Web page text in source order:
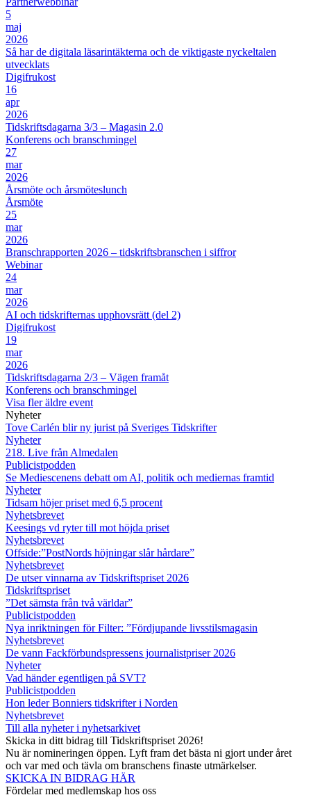
5
maj
2026
Så har de digitala läsarintäkterna och de viktigaste nyckeltalen
utvecklats
Digifrukost
16
apr
2026
Tidskriftsdagarna 3/3 – Magasin 2.0
Konferens och branschmingel
27
mar
2026
Årsmöte och årsmöteslunch
Årsmöte
25
mar
2026
Branschrapporten 2026 – tidskriftsbranschen i siffror
Webinar
24
mar
2026
AI och tidskrifternas upphovsrätt (del 2)
Digifrukost
19
mar
2026
Tidskriftsdagarna 2/3 – Vägen framåt
Konferens och branschmingel
Visa fler äldre event
Nyheter
Tove Carlén blir ny jurist på Sveriges Tidskrifter
Nyheter
218. Live från Almedalen
Publicistpodden
Se Mediescenens debatt om AI, politik och mediernas framtid
Nyheter
Tidsam höjer priset med 6,5 procent
Nyhetsbrevet
Keesings vd ryter till mot höjda priset
Nyhetsbrevet
Offside:”PostNords höjningar slår hårdare”
Nyhetsbrevet
De utser vinnarna av Tidskriftspriset 2026
Tidskriftspriset
”Det sämsta från två världar”
Publicistpodden
Nya inriktningen för Filter: ”Fördjupande livsstilsmagasin
Nyhetsbrevet
De vann Fackförbundspressens journalistpriser 2026
Nyheter
Vad händer egentligen på SVT?
Publicistpodden
Hon leder Bonniers tidskrifter i Norden
Nyhetsbrevet
Till alla nyheter i nyhetsarkivet
Skicka in ditt bidrag till Tidskriftspriset 2026!
Nu är nomineringen öppen. Lyft fram det bästa ni gjort under året
och var med och tävla om branschens finaste utmärkelser.
SKICKA IN BIDRAG HÄR
Fördelar med medlemskap hos oss